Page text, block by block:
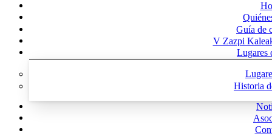
Guía de
V Zazpi
Lugares
Historia